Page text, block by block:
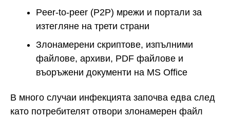
Peer-to-peer (P2P) мрежи и портали за
изтегляне на трети страни
Злонамерени скриптове, изпълними
файлове, архиви, PDF файлове и
въоръжени документи на MS Office
В много случаи инфекцията започва едва след
като потребителят отвори злонамерен файл